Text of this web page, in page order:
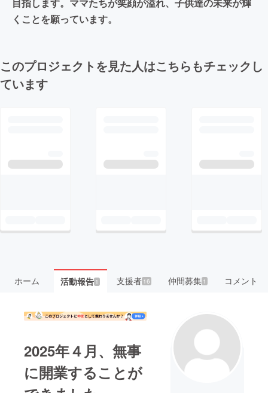
くことを願っています。
このプロジェクトを見た人はこちらもチェックし
ています
ホーム 活動報告1 支援者 16 仲間募集 1 コメント
2025年４月、無事
に開業することが